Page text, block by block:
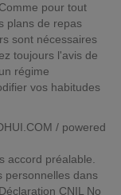
pour tout
plans de repas
sont nécessaires
toujours l'avis de
régime
vos habitudes
/ powered
accord préalable.
personnelles dans
CNIL No